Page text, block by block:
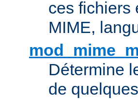
ces fichiers
MIME,
Détermine
de